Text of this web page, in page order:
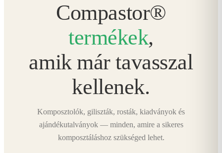
Compastor®
termékek,
amik már tavasszal
kellenek.
Komposztolók, giliszták, rosták, kiadványok és
ajándékutalványok — minden, amire a sikeres
komposztáláshoz szükséged lehet.